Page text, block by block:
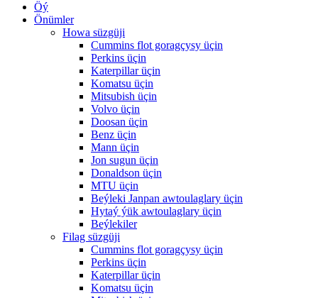
Öý
Önümler
Howa süzgüji
Cummins flot goragçysy üçin
Perkins üçin
Katerpillar üçin
Komatsu üçin
Mitsubish üçin
Volvo üçin
Doosan üçin
Benz üçin
Mann üçin
Jon sugun üçin
Donaldson üçin
MTU üçin
Beýleki Janpan awtoulaglary üçin
Hytaý ýük awtoulaglary üçin
Beýlekiler
Filag süzgüji
Cummins flot goragçysy üçin
Perkins üçin
Katerpillar üçin
Komatsu üçin